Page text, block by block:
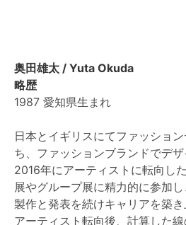
奥田雄太 / Yuta Okuda
略歴
1987 愛知県生まれ
日本とイギリスにてファッショ
ち、ファッションブランドでデザ
2016年にアーティストに転向し
展やグループ展に精力的に参加し
製作と発表を続けキャリアを築き
アーティスト転向後、計算した